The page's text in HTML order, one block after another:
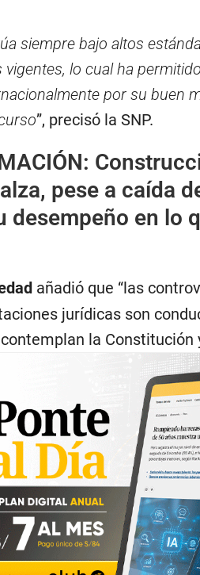
siempre bajo altos
lo cual ha
por su buen
”, precisó la SNP.
:
pese a caída
desempeño en lo
añadió que “las
jurídicas son
la Constitución